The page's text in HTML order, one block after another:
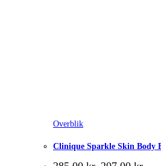
Overblik
Clinique Sparkle Skin Body